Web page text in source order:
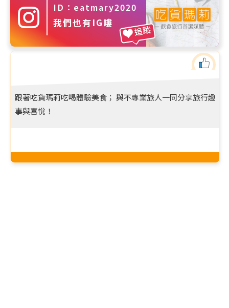
ID：eatmary2020
我們也有IG嘍
追蹤
跟著吃貨瑪莉吃喝體驗美食； 與不專業旅人一同分享旅行趣
事與喜悅！